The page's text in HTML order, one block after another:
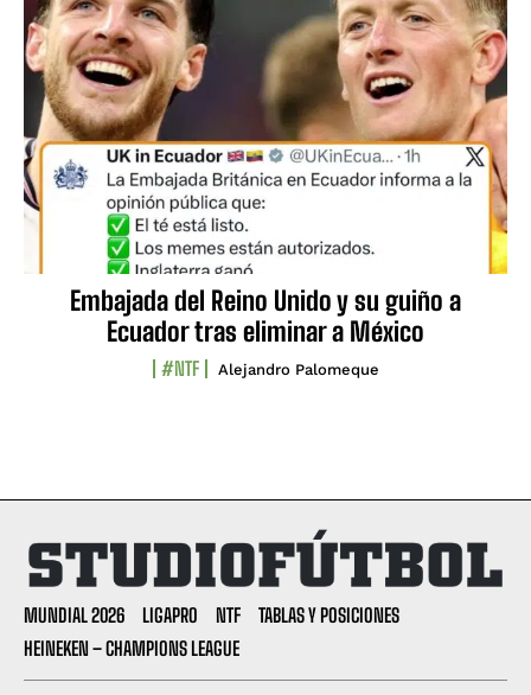
Embajada del Reino Unido y su guiño a
Ecuador tras eliminar a México
#NTF Alejandro Palomeque
MUNDIAL 2026 LIGAPRO NTF
TABLAS Y POSICIONES
HEINEKEN – CHAMPIONS LEAGUE